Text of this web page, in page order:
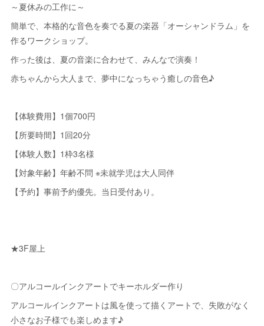
～夏休みの工作に～
簡単で、本格的な音色を奏でる夏の楽器「オーシャンドラム」を
作るワークショップ。
作った後は、夏の音楽に合わせて、みんなで演奏！
赤ちゃんから大人まで、夢中になっちゃう癒しの音色♪
【体験費用】1個700円
【所要時間】1回20分
【体験人数】1枠3名様
【対象年齢】年齢不問 ※未就学児は大人同伴
【予約】事前予約優先。当日受付あり。
★3F屋上
〇アルコールインクアートでキーホルダー作り
アルコールインクアートは風を使って描くアートで、失敗がなく
小さなお子様でも楽しめます♪